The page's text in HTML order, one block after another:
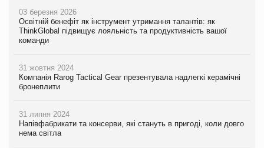
03 березня 2026
Освітній бенефіт як інструмент утримання талантів: як
ThinkGlobal підвищує лояльність та продуктивність вашої
команди
31 жовтня 2024
Компанія Rarog Tactical Gear презентувала надлегкі керамічні
бронеплити
31 липня 2024
Напівфабрикати та консерви, які стануть в пригоді, коли довго
нема світла